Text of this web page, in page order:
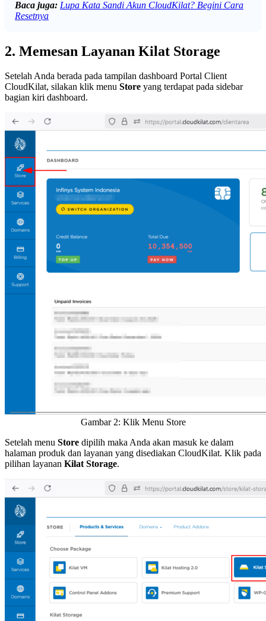
Baca juga: Lupa Kata Sandi Akun CloudKilat? Begini Cara
Resetnya
2. Memesan Layanan Kilat Storage
Setelah Anda berada pada tampilan dashboard Portal Client
CloudKilat, silakan klik menu Store yang terdapat pada sidebar
bagian kiri dashboard.
Gambar 2: Klik Menu Store
Setelah menu Store dipilih maka Anda akan masuk ke dalam
halaman produk dan layanan yang disediakan CloudKilat. Klik pada
pilihan layanan Kilat Storage.